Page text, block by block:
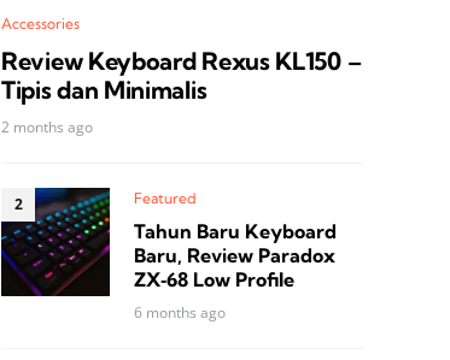
Accessories
Review Keyboard Rexus KL150 –
Tipis dan Minimalis
2 months ago
Featured
Tahun Baru Keyboard
Baru, Review Paradox
ZX‑68 Low Profile
6 months ago